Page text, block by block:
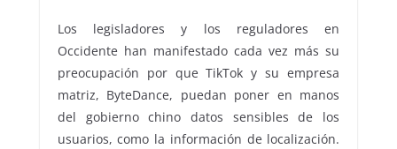
Los legisladores y los reguladores en
Occidente han manifestado cada vez más su
preocupación por que TikTok y su empresa
matriz, ByteDance, puedan poner en manos
del gobierno chino datos sensibles de los
usuarios, como la información de localización.